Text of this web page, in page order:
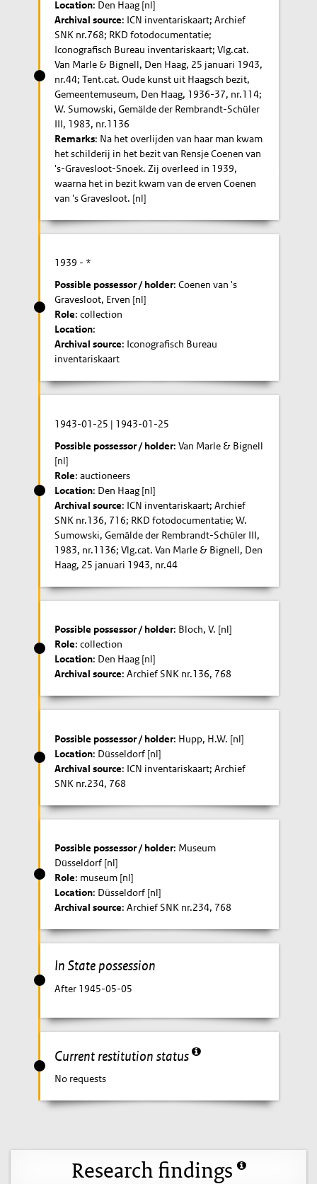
Location: Den Haag [nl]
Archival source: ICN inventariskaart; Archief
SNK nr.768; RKD fotodocumentatie;
Iconografisch Bureau inventariskaart; Vlg.cat.
Van Marle & Bignell, Den Haag, 25 januari 1943,
nr.44; Tent.cat. Oude kunst uit Haagsch bezit,
Gemeentemuseum, Den Haag, 1936-37, nr.114;
W. Sumowski, Gemälde der Rembrandt-Schüler
III, 1983, nr.1136
Remarks: Na het overlijden van haar man kwam
het schilderij in het bezit van Rensje Coenen van
's-Gravesloot-Snoek. Zij overleed in 1939,
waarna het in bezit kwam van de erven Coenen
van 's Gravesloot. [nl]
1939 - *
Possible possessor / holder: Coenen van 's
Gravesloot, Erven [nl]
Role: collection
Location:
Archival source: Iconografisch Bureau
inventariskaart
1943-01-25 | 1943-01-25
Possible possessor / holder: Van Marle & Bignell
[nl]
Role: auctioneers
Location: Den Haag [nl]
Archival source: ICN inventariskaart; Archief
SNK nr.136, 716; RKD fotodocumentatie; W.
Sumowski, Gemälde der Rembrandt-Schüler III,
1983, nr.1136; Vlg.cat. Van Marle & Bignell, Den
Haag, 25 januari 1943, nr.44
Possible possessor / holder: Bloch, V. [nl]
Role: collection
Location: Den Haag [nl]
Archival source: Archief SNK nr.136, 768
Possible possessor / holder: Hupp, H.W. [nl]
Location: Düsseldorf [nl]
Archival source: ICN inventariskaart; Archief
SNK nr.234, 768
Possible possessor / holder: Museum
Düsseldorf [nl]
Role: museum [nl]
Location: Düsseldorf [nl]
Archival source: Archief SNK nr.234, 768
In State possession
After 1945-05-05
Current restitution status
No requests
Research findings